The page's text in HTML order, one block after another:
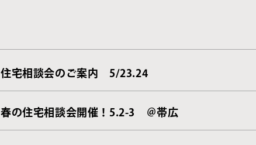
住宅相談会のご案内 5/23.24
春の住宅相談会開催！5.2-3 ＠帯広